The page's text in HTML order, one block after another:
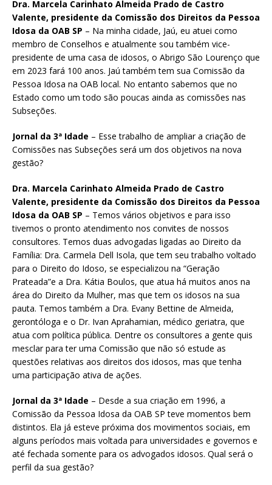
Dra. Marcela Carinhato Almeida Prado de Castro
Valente, presidente da Comissão dos Direitos da Pessoa
Idosa da OAB SP – Na minha cidade, Jaú, eu atuei como
membro de Conselhos e atualmente sou também vice-
presidente de uma casa de idosos, o Abrigo São Lourenço que
em 2023 fará 100 anos. Jaú também tem sua Comissão da
Pessoa Idosa na OAB local. No entanto sabemos que no
Estado como um todo são poucas ainda as comissões nas
Subseções.
Jornal da 3ª Idade – Esse trabalho de ampliar a criação de
Comissões nas Subseções será um dos objetivos na nova
gestão?
Dra. Marcela Carinhato Almeida Prado de Castro
Valente, presidente da Comissão dos Direitos da Pessoa
Idosa da OAB SP – Temos vários objetivos e para isso
tivemos o pronto atendimento nos convites de nossos
consultores. Temos duas advogadas ligadas ao Direito da
Família: Dra. Carmela Dell Isola, que tem seu trabalho voltado
para o Direito do Idoso, se especializou na “Geração
Prateada”e a Dra. Kátia Boulos, que atua há muitos anos na
área do Direito da Mulher, mas que tem os idosos na sua
pauta. Temos também a Dra. Evany Bettine de Almeida,
gerontóloga e o Dr. Ivan Aprahamian, médico geriatra, que
atua com política pública. Dentre os consultores a gente quis
mesclar para ter uma Comissão que não só estude as
questões relativas aos direitos dos idosos, mas que tenha
uma participação ativa de ações.
Jornal da 3ª Idade – Desde a sua criação em 1996, a
Comissão da Pessoa Idosa da OAB SP teve momentos bem
distintos. Ela já esteve próxima dos movimentos sociais, em
alguns períodos mais voltada para universidades e governos e
até fechada somente para os advogados idosos. Qual será o
perfil da sua gestão?